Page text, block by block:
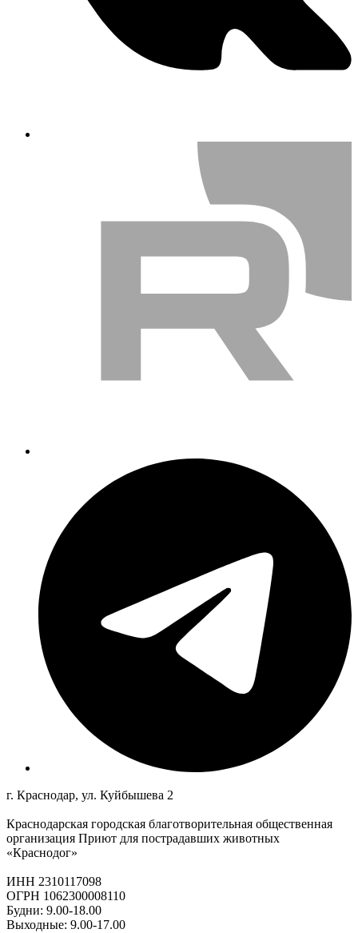
г. Краснодар, ул. Куйбышева 2
Краснодарская городская благотворительная общественная
организация Приют для пострадавших животных
«Краснодог»
ИНН 2310117098
ОГРН 1062300008110
Будни: 9.00-18.00
Выходные: 9.00-17.00